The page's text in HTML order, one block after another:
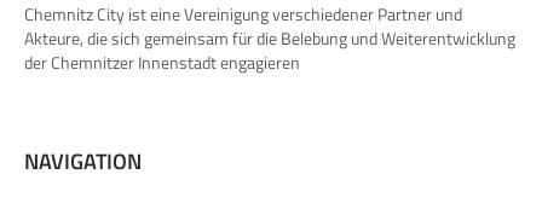
Chemnitz City ist eine Vereinigung verschiedener Partner und
Akteure, die sich gemeinsam für die Belebung und Weiterentwicklung
der Chemnitzer Innenstadt engagieren
NAVIGATION